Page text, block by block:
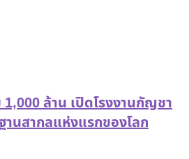
ล้าน เปิดโรงงานกัญชา
นสากลแห่งแรกของโลก